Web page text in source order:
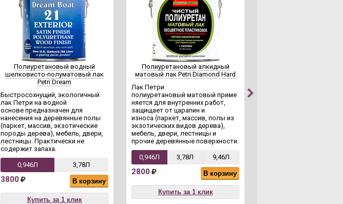
Полиуретановый водный
шелковисто-полуматовый лак
Petri Dream
Быстросохнущий, экологичный
лак Петри на водной
основе предназначен для
нанесения на деревянные полы
(паркет, массив, экзотические
породы дерева), мебель, двери,
лестницы. Практически не
содержит запаха.
0,946Л 3,78Л
3800 В корзину
Купить за 1 клик
Полиуретановый алкидный
матовый лак Petri Diamond Hard
Лак Петри
полиуретановый матовый приме
няется для внутренних работ,
защищает от царапин и
износа (паркет, массив, полы из
экзотических видов дерева),
мебель, двери, лестницы и
прочие деревянные поверхности.
0,946Л 3,78Л 9,46Л
2800 В корзину
Купить за 1 клик